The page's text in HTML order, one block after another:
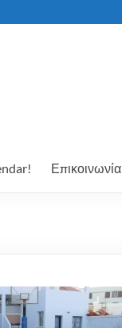
Επικοινωνία